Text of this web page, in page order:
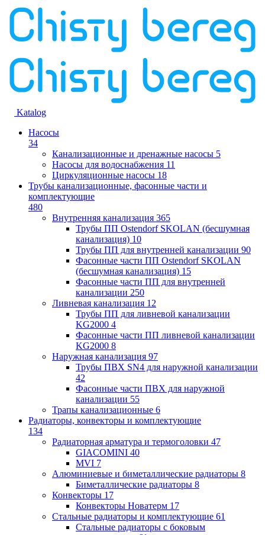
Katalog
Насосы
34
Канализационные и дренажные насосы 5
Насосы для водоснабжения 11
Циркуляционные насосы 18
Трубы канализационные, фасонные части и
комплектующие
480
Внутренняя канализация 365
Трубы ПП Ostendorf SKOLAN (бесшумная
канализация) 10
Трубы ПП для внутренней канализации 90
Фасонные части ПП Ostendorf SKOLAN
(бесшумная канализация) 15
Фасонные части ПП для внутренней
канализации 250
Ливневая канализация 12
Трубы ПП для ливневой канализации
KG2000 4
Фасонные части ПП ливневой канализации
KG2000 8
Наружная канализация 97
Трубы ПВХ SN4 для наружной канализации
42
Фасонные части ПВХ для наружной
канализации 55
Трапы канализационные 6
Радиаторы, конвекторы и комплектующие
134
Радиаторная арматура и термоголовки 47
GIACOMINI 40
MVI 7
Алюминиевые и биметаллические радиаторы 8
Биметаллические радиаторы 8
Конвекторы 17
Конвекторы Новатерм 17
Стальные радиаторы и комплектующие 61
Стальные радиаторы с боковым